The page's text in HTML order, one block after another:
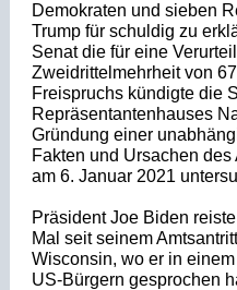
Demokraten und sieben
Trump für schuldig zu
Senat die für eine
Zweidrittelmehrheit von
Freispruchs kündigte die
Repräsentantenhauses
Gründung einer
Fakten und Ursachen
am 6. Januar 2021
Präsident Joe Biden
Mal seit seinem
Wisconsin, wo er in einem
US-Bürgern gesprochen